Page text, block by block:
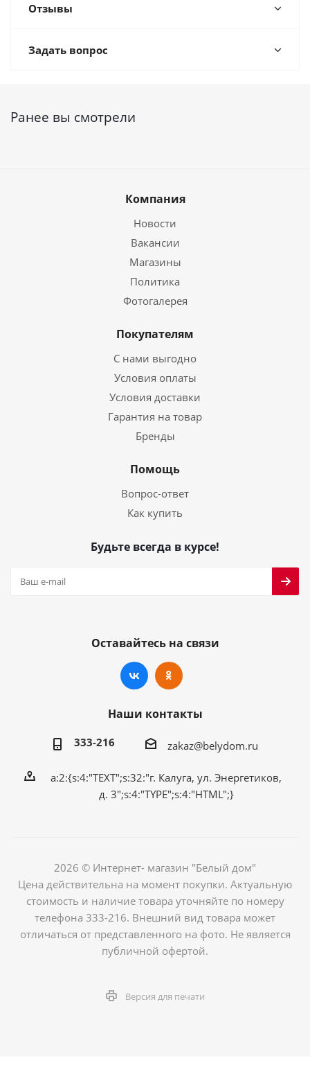
Отзывы
Задать вопрос
Ранее вы смотрели
Компания
Новости
Вакансии
Магазины
Политика
Фотогалерея
Покупателям
С нами выгодно
Условия оплаты
Условия доставки
Гарантия на товар
Бренды
Помощь
Вопрос-ответ
Как купить
Будьте всегда в курсе!
Оставайтесь на связи
Наши контакты
333-216 zakaz@belydom.ru
a:2:{s:4:"TEXT";s:32:"г. Калуга, ул. Энергетиков,
д. 3";s:4:"TYPE";s:4:"HTML";}
2026 © Интернет- магазин "Белый дом"
Цена действительна на момент покупки. Актуальную
стоимость и наличие товара уточняйте по номеру
телефона 333-216. Внешний вид товара может
отличаться от представленного на фото. Не является
публичной офертой.
Версия для печати